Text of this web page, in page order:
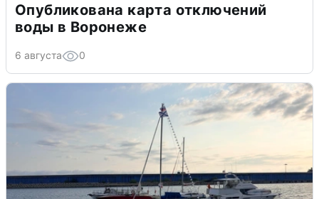
Опубликована карта отключений
воды в Воронеже
6 августа 0